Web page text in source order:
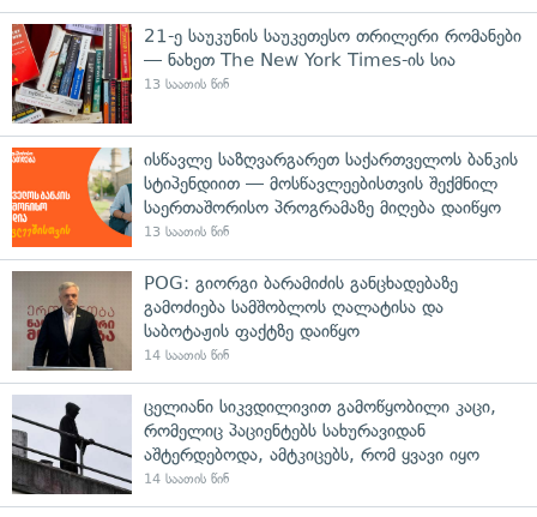
21-ე საუკუნის საუკეთესო თრილერი რომანები
— ნახეთ The New York Times-ის სია
13 საათის წინ
ისწავლე საზღვარგარეთ საქართველოს ბანკის
სტიპენდიით — მოსწავლეებისთვის შექმნილ
საერთაშორისო პროგრამაზე მიღება დაიწყო
13 საათის წინ
POG: გიორგი ბარამიძის განცხადებაზე
გამოძიება სამშობლოს ღალატისა და
საბოტაჟის ფაქტზე დაიწყო
14 საათის წინ
ცელიანი სიკვდილივით გამოწყობილი კაცი,
რომელიც პაციენტებს სახურავიდან
აშტერდებოდა, ამტკიცებს, რომ ყვავი იყო
14 საათის წინ